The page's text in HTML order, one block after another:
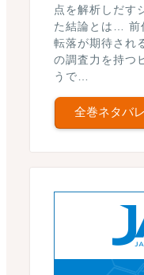
点を解析しだす
た結論とは… 前
転落が期待され
の調査力を持つ
うで…
全巻ネタバレ